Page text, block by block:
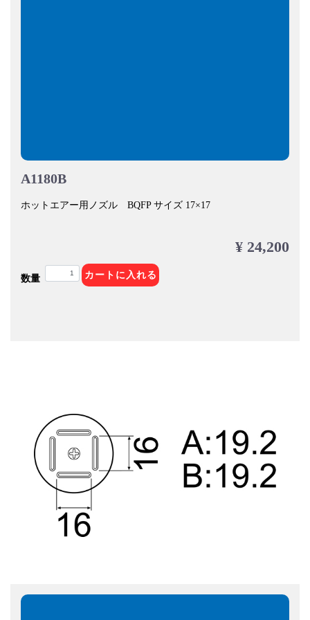
A1180B
ホットエアー用ノズル BQFP サイズ 17×17
¥ 24,200
数量 カートに入れる